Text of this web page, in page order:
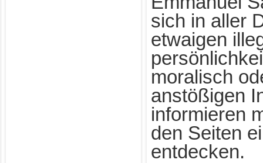
sich in aller
etwaigen
moralisch
anstößigen
informieren
den Seiten
entdecken.